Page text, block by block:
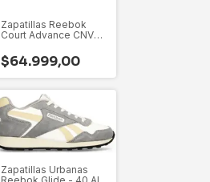
Zapatillas Reebok
Court Advance CNVS -
$64.999,00
Zapatillas Urbanas